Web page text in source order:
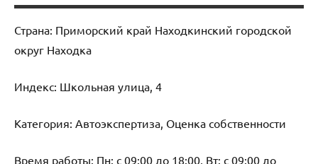
Страна: Приморский край Находкинский городской
округ Находка
Индекс: Школьная улица, 4
Категория: Автоэкспертиза, Оценка собственности
Время работы: Пн: с 09:00 до 18:00, Вт: с 09:00 до